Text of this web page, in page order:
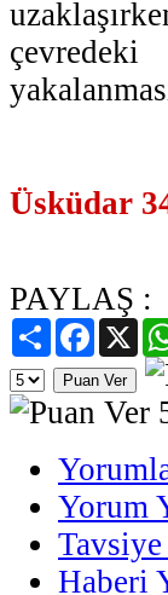
çevredeki
Üsküdar
PAYLAŞ :
PaylaşFacebook
X
Yorum
Haberi